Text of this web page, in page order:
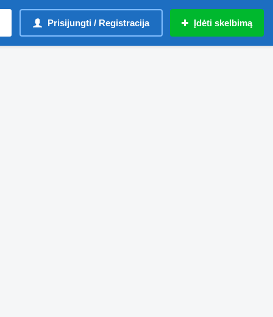
Prisijungti / Registracija Įdėti skelbimą